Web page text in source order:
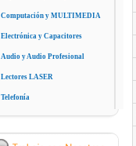
Computación y MULTIMEDIA
Electrónica y Capacitores
Audio y Audio Profesional
Lectores LASER
Telefonía